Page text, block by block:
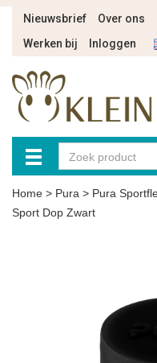
Nieuwsbrief Over ons
Werken bij
Inloggen
Home > Pura > Pura
Sport Dop Zwart